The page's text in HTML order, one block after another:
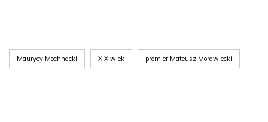
Maurycy Mochnacki XIX wiek premier Mateusz Morawiecki